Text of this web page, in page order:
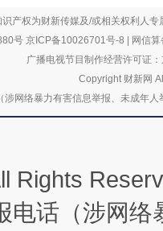
产权为财新传媒及/或相关权利人
号 京ICP备10026701号-8
网信
广播电视节目制作经营许可证
Copyright 财新网
涉网络暴力有害信息举报、未成
Rights
电话（涉网